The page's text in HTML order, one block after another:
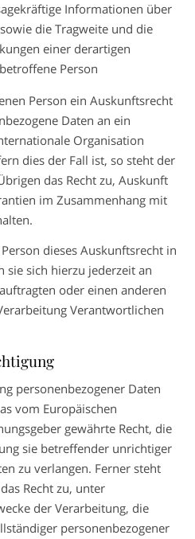
Informationen über
die Tragweite und die
einer derartigen
Person
Person ein Auskunftsrecht
Daten an ein
Organisation
dies der Fall ist, so steht der
das Recht zu, Auskunft
im Zusammenhang mit
dieses Auskunftsrecht in
sie sich hierzu jederzeit an
oder einen anderen
Verantwortlichen
personenbezogener Daten
vom Europäischen
gewährte Recht, die
sie betreffender unrichtiger
zu verlangen. Ferner steht
Recht zu, unter
der Verarbeitung, die
personenbezogener